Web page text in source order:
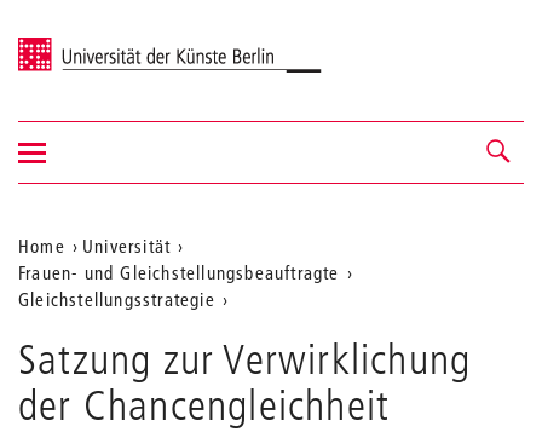
Universität der Künste Berlin
Navigation &
Suche
Navigation
ein-/ausblenden
Aktuelle
Position
der
Webseite
Home
Universität
Frauen- und Gleichstellungsbeauftragte
Gleichstellungsstrategie
Satzung zur Verwirklichung
der Chancengleichheit